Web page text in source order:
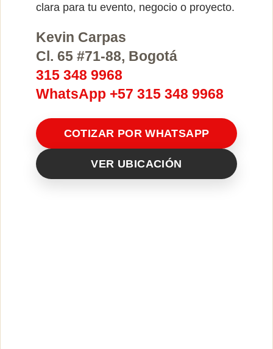
clara para tu evento, negocio o proyecto.
Kevin Carpas
Cl. 65 #71-88, Bogotá
315 348 9968
WhatsApp +57 315 348 9968
COTIZAR POR WHATSAPP
VER UBICACIÓN